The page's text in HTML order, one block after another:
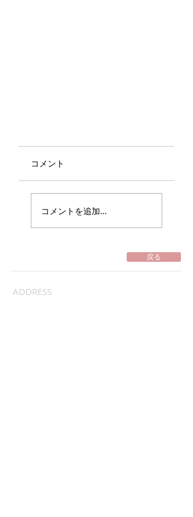
コメント
コメントを追加…
戻る
ADDRESS